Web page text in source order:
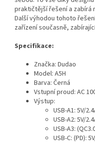
praktičtější řešení a zabírá
Další výhodou tohoto
zařízenísoučasně,
Specifikace:
Značka: Dudao
Model: A5H
Barva: Černá
Vstupní proud: AC
Výstup:
USB-A1: 5V/
USB-A2: 5V/
USB-A3:
USB-C: (PD):